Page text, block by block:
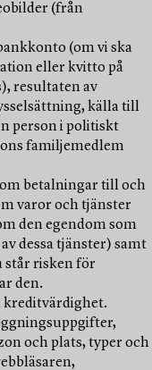
(från
(om vi ska
eller kvitto på
resultaten av
källa till
person i politiskt
familjemedlem
betalningar till och
varor och tjänster
den egendom som
dessa tjänster) samt
står risken för
den.
kreditvärdighet.
och plats, typer och